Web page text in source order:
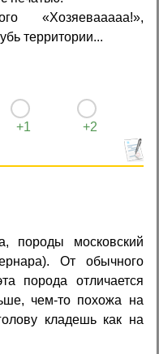
«Хозяевааааа!»,
территории...
+1 +2
породы московский
От обычного
порода отличается
чем-то похожа на
кладешь как на